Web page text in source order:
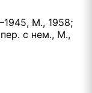
М., 1958;
с нем., М.,